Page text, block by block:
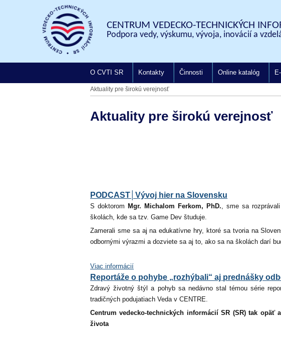
CENTRUM VEDECKO-TECHNICKÝCH
Podpora vedy, výskumu, vývoja, inovácií a
O CVTI SR Kontakty Činnosti Online katalóg
Aktuality pre širokú verejnosť
Aktuality pre širokú verejnosť
PODCAST│Vývoj hier na Slovensku
S doktorom Mgr. Michalom Ferkom, PhD., sme sa
školách, kde sa tzv. Game Dev študuje.
Zamerali sme sa aj na edukatívne hry, ktoré sa tvoria na
odbornými výrazmi a dozviete sa aj to, ako sa na školách darí
Viac informácií
Reportáže o pohybe „rozhýbali“ aj prednášky
Zdravý životný štýl a pohyb sa nedávno stal témou série
tradičných podujatiach Veda v CENTRE.
Centrum vedecko-technických informácií SR (SR) tak
života